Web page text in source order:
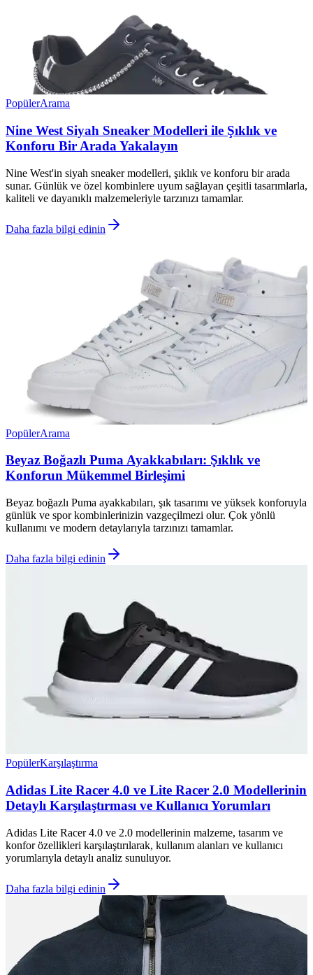
PopülerArama
Nine West Siyah Sneaker Modelleri ile Şıklık ve
Konforu Bir Arada Yakalayın
Nine West'in siyah sneaker modelleri, şıklık ve konforu bir arada
sunar. Günlük ve özel kombinlere uyum sağlayan çeşitli tasarımlarla,
kaliteli ve dayanıklı malzemeleriyle tarzınızı tamamlar.
Daha fazla bilgi edinin
PopülerArama
Beyaz Boğazlı Puma Ayakkabıları: Şıklık ve
Konforun Mükemmel Birleşimi
Beyaz boğazlı Puma ayakkabıları, şık tasarımı ve yüksek konforuyla
günlük ve spor kombinlerinizin vazgeçilmezi olur. Çok yönlü
kullanımı ve modern detaylarıyla tarzınızı tamamlar.
Daha fazla bilgi edinin
PopülerKarşılaştırma
Adidas Lite Racer 4.0 ve Lite Racer 2.0 Modellerinin
Detaylı Karşılaştırması ve Kullanıcı Yorumları
Adidas Lite Racer 4.0 ve 2.0 modellerinin malzeme, tasarım ve
konfor özellikleri karşılaştırılarak, kullanım alanları ve kullanıcı
yorumlarıyla detaylı analiz sunuluyor.
Daha fazla bilgi edinin